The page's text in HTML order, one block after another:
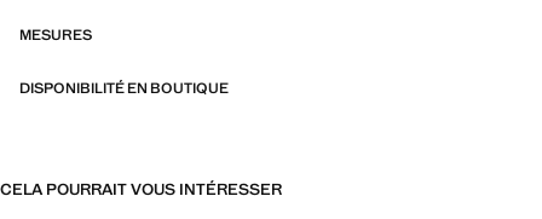
MESURES
DISPONIBILITÉ EN BOUTIQUE
CELA POURRAIT VOUS INTÉRESSER